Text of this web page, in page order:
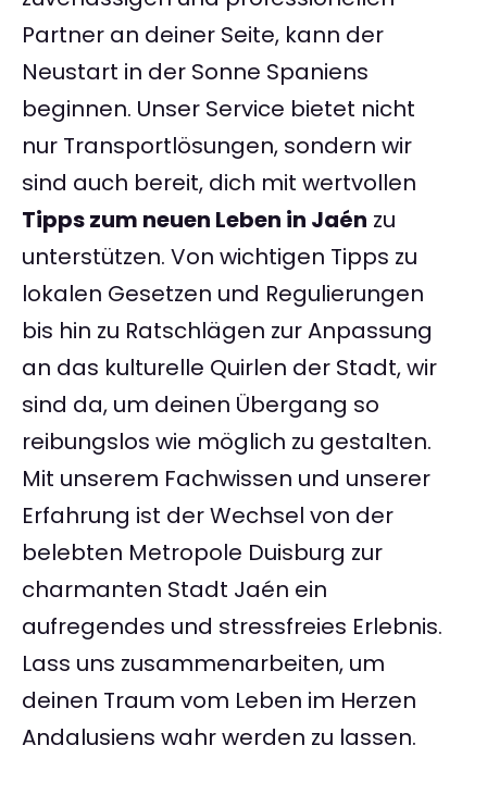
Partner an deiner Seite, kann der
Neustart in der Sonne Spaniens
beginnen. Unser Service bietet nicht
nur Transportlösungen, sondern wir
sind auch bereit, dich mit wertvollen
Tipps zum neuen Leben in Jaén zu
unterstützen. Von wichtigen Tipps zu
lokalen Gesetzen und Regulierungen
bis hin zu Ratschlägen zur Anpassung
an das kulturelle Quirlen der Stadt, wir
sind da, um deinen Übergang so
reibungslos wie möglich zu gestalten.
Mit unserem Fachwissen und unserer
Erfahrung ist der Wechsel von der
belebten Metropole Duisburg zur
charmanten Stadt Jaén ein
aufregendes und stressfreies Erlebnis.
Lass uns zusammenarbeiten, um
deinen Traum vom Leben im Herzen
Andalusiens wahr werden zu lassen.